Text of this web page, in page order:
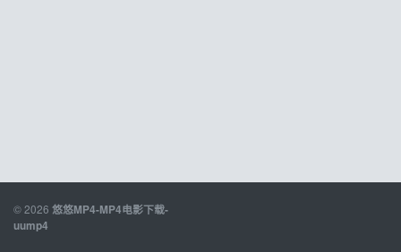
© 2026 悠悠MP4-MP4电影下载-
uump4